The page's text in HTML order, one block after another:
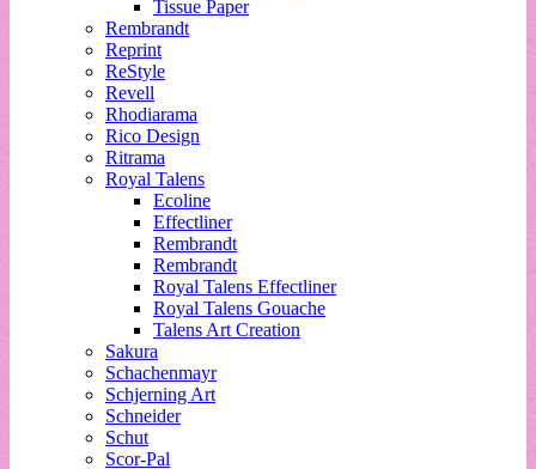
Tissue Paper
Rembrandt
Reprint
ReStyle
Revell
Rhodiarama
Rico Design
Ritrama
Royal Talens
Ecoline
Effectliner
Rembrandt
Rembrandt
Royal Talens Effectliner
Royal Talens Gouache
Talens Art Creation
Sakura
Schachenmayr
Schjerning Art
Schneider
Schut
Scor-Pal